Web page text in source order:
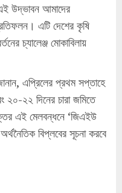
উদ্ভাবন আমাদের
এটি দেশের কৃষি
চ্যালেঞ্জ মোকাবিলায়
এপ্রিলের প্রথম সপ্তাহে
২০-২২ দিনের চারা জমিতে
এই মেলবন্ধনে ‘জিএইউ
বিপ্লবের সূচনা করবে